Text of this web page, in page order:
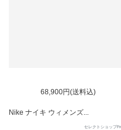
68,900円(送料込)
Nike ナイキ ウィメンズ...
セレクトショップ